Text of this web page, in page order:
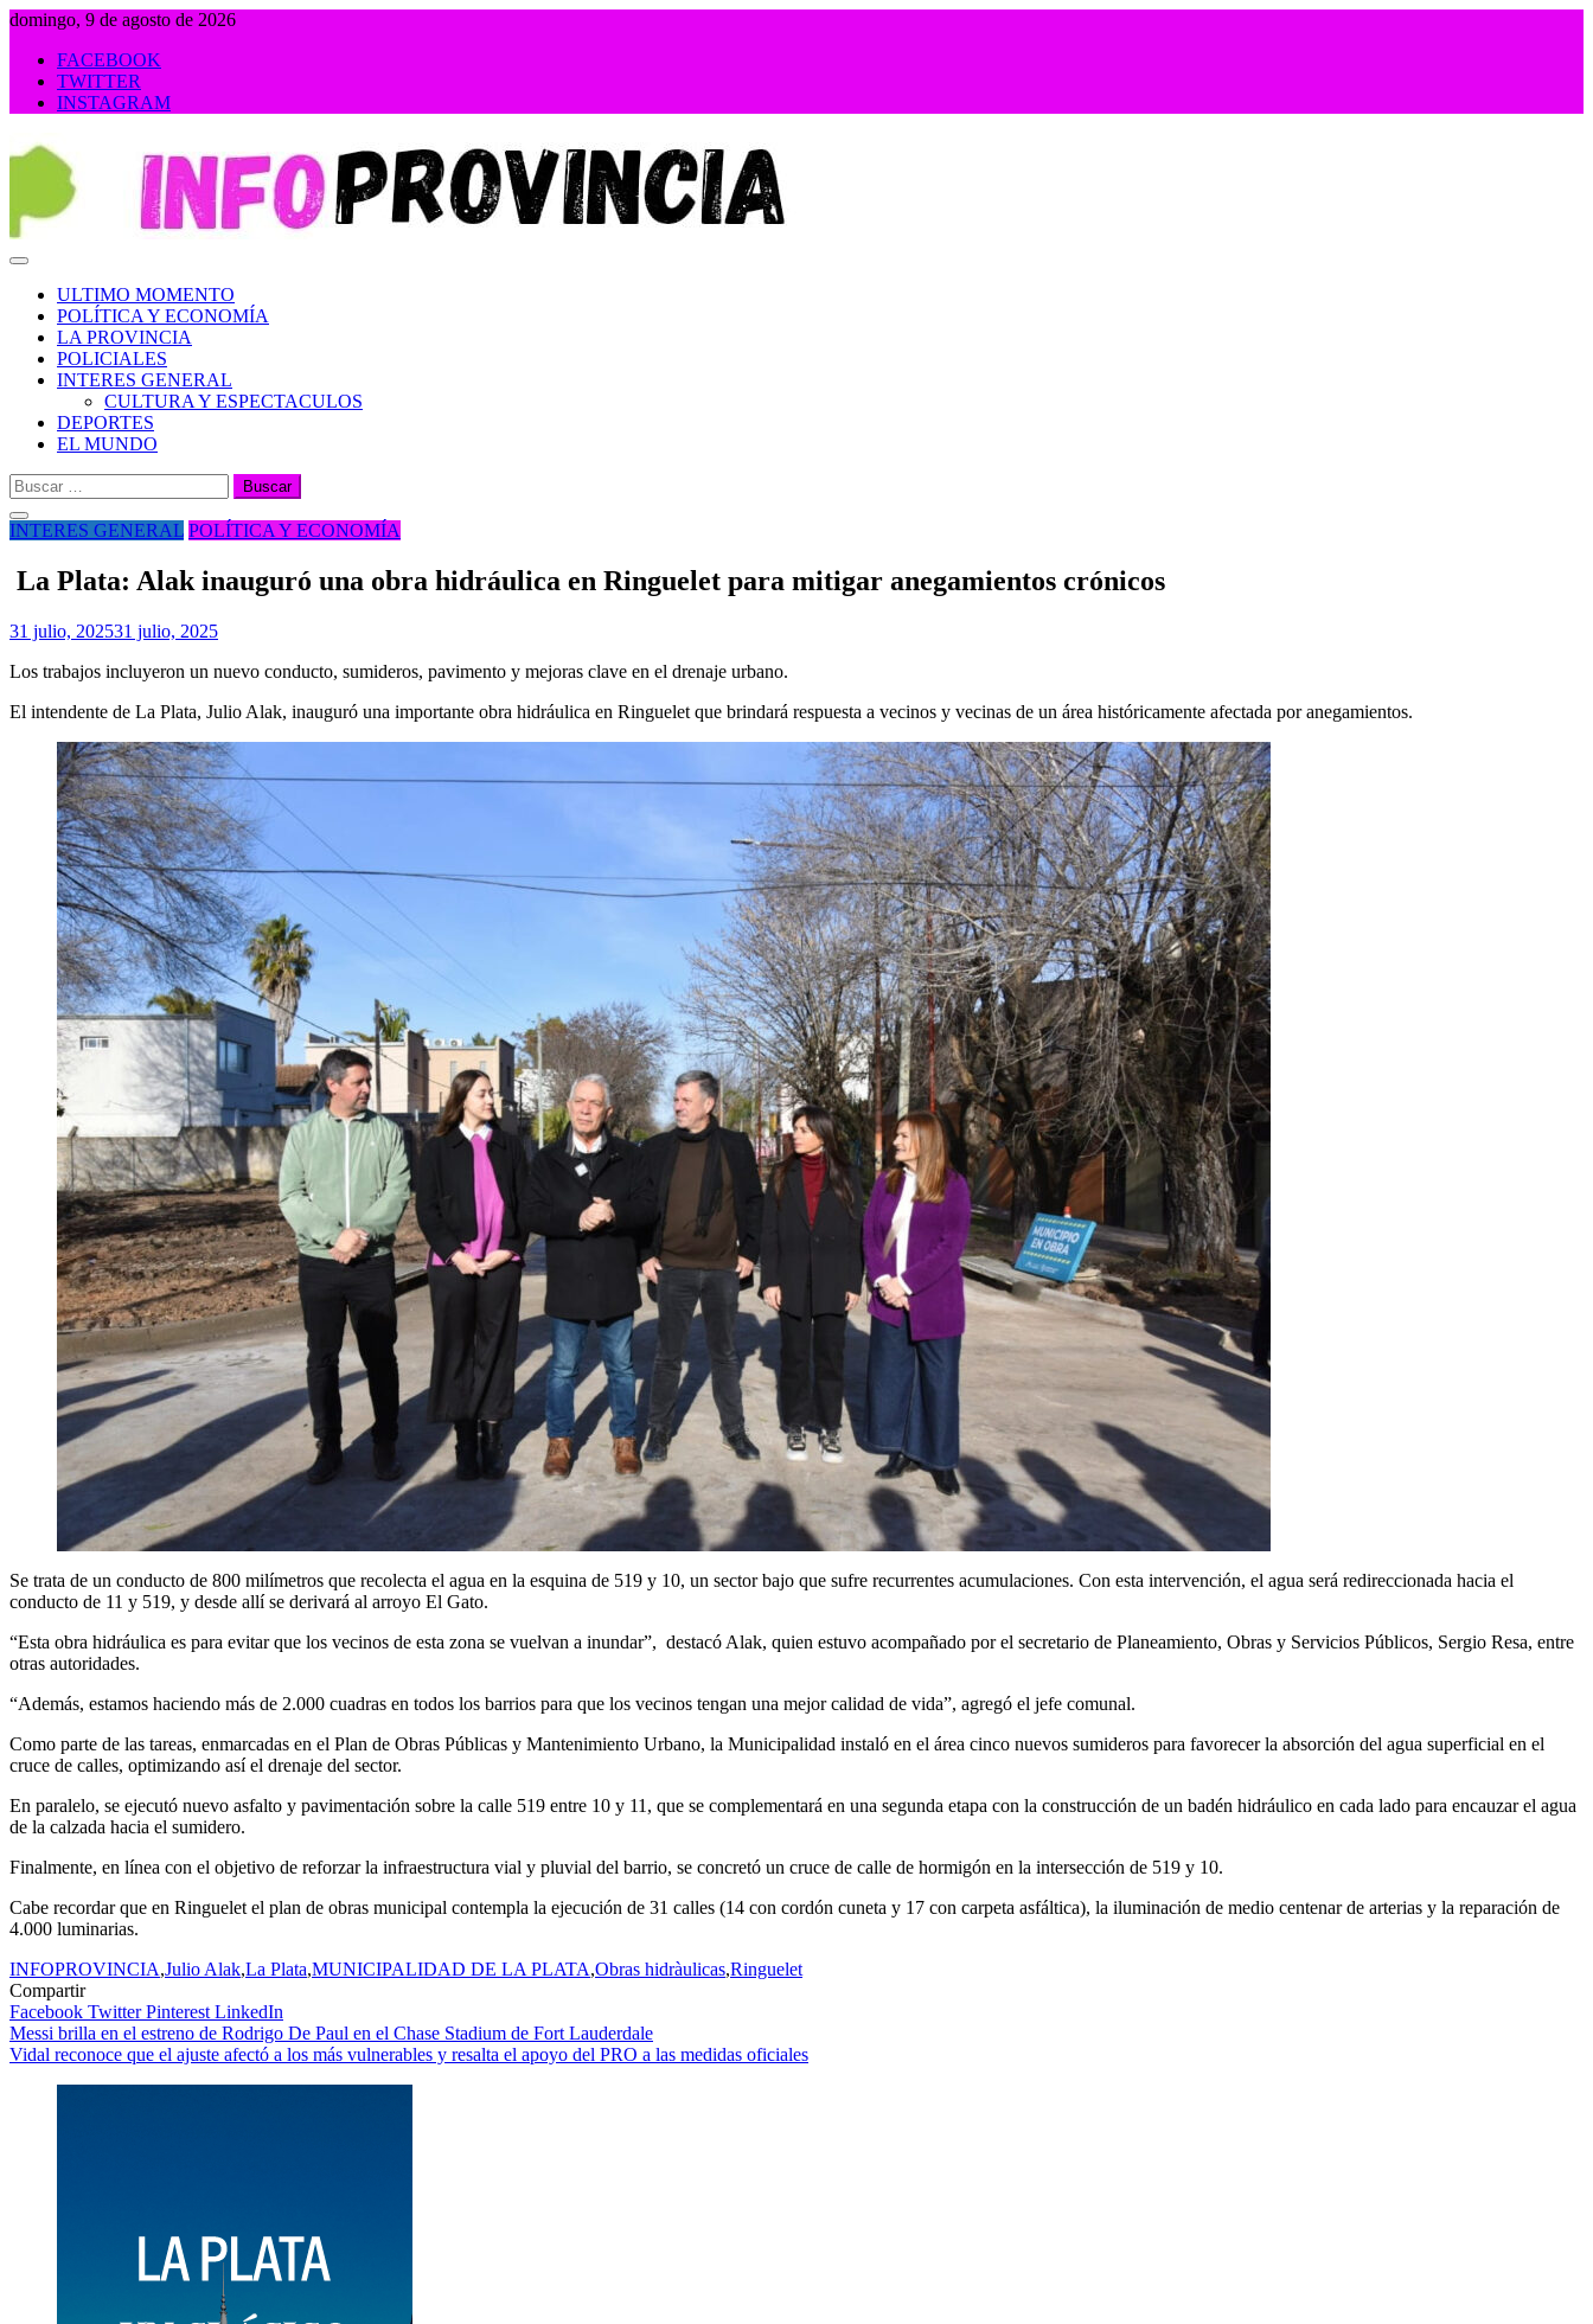
Saltar
contenido
domingo, 9 de agosto de 2026
FACEBOOK
TWITTER
INSTAGRAM
ULTIMO MOMENTO
POLÍTICA Y ECONOMÍA
LA PROVINCIA
POLICIALES
INTERES GENERAL
CULTURA Y ESPECTACULOS
DEPORTES
EL MUNDO
Buscar:
INTERES GENERAL POLÍTICA Y ECONOMÍA
La Plata: Alak inauguró una obra hidráulica en Ringuelet para mitigar anegamientos crónicos
31 julio, 202531 julio, 2025
Los trabajos incluyeron un nuevo conducto, sumideros, pavimento y mejoras clave en el drenaje urbano.
El intendente de La Plata, Julio Alak, inauguró una importante obra hidráulica en Ringuelet que brindará respuesta a vecinos y vecinas de un área históricamente afectada por anegamientos.
Se trata de un conducto de 800 milímetros que recolecta el agua en la esquina de 519 y 10, un sector bajo que sufre recurrentes acumulaciones. Con esta intervención, el agua será redireccionada hacia el
conducto de 11 y 519, y desde allí se derivará al arroyo El Gato.
“Esta obra hidráulica es para evitar que los vecinos de esta zona se vuelvan a inundar”, destacó Alak, quien estuvo acompañado por el secretario de Planeamiento, Obras y Servicios Públicos, Sergio Resa, entre
otras autoridades.
“Además, estamos haciendo más de 2.000 cuadras en todos los barrios para que los vecinos tengan una mejor calidad de vida”, agregó el jefe comunal.
Como parte de las tareas, enmarcadas en el Plan de Obras Públicas y Mantenimiento Urbano, la Municipalidad instaló en el área cinco nuevos sumideros para favorecer la absorción del agua superficial en el
cruce de calles, optimizando así el drenaje del sector.
En paralelo, se ejecutó nuevo asfalto y pavimentación sobre la calle 519 entre 10 y 11, que se complementará en una segunda etapa con la construcción de un badén hidráulico en cada lado para encauzar el agua
de la calzada hacia el sumidero.
Finalmente, en línea con el objetivo de reforzar la infraestructura vial y pluvial del barrio, se concretó un cruce de calle de hormigón en la intersección de 519 y 10.
Cabe recordar que en Ringuelet el plan de obras municipal contempla la ejecución de 31 calles (14 con cordón cuneta y 17 con carpeta asfáltica), la iluminación de medio centenar de arterias y la reparación de
4.000 luminarias.
INFOPROVINCIA,Julio Alak,La Plata,MUNICIPALIDAD DE LA PLATA,Obras hidràulicas,Ringuelet
Compartir
Facebook TwitterPinterest LinkedIn
Navegación
de
Messi brilla en el estreno de Rodrigo De Paul en el Chase Stadium de Fort Lauderdale
Vidal reconoce que el ajuste afectó a los más vulnerables y resalta el apoyo del PRO a las medidas oficiales